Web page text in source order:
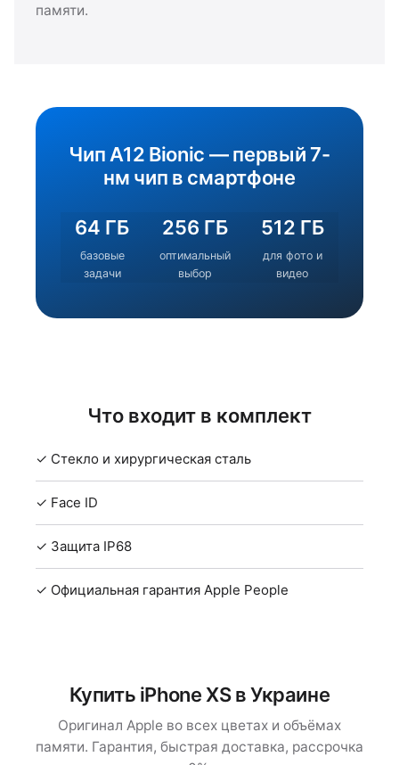
памяти.
Чип A12 Bionic — первый 7-
нм чип в смартфоне
64 ГБ
базовые
задачи
256 ГБ
оптимальный
выбор
512 ГБ
для фото и
видео
Что входит в комплект
✓ Стекло и хирургическая сталь
✓ Face ID
✓ Защита IP68
✓ Официальная гарантия Apple People
Купить iPhone XS в Украине
Оригинал Apple во всех цветах и объёмах
памяти. Гарантия, быстрая доставка, рассрочка